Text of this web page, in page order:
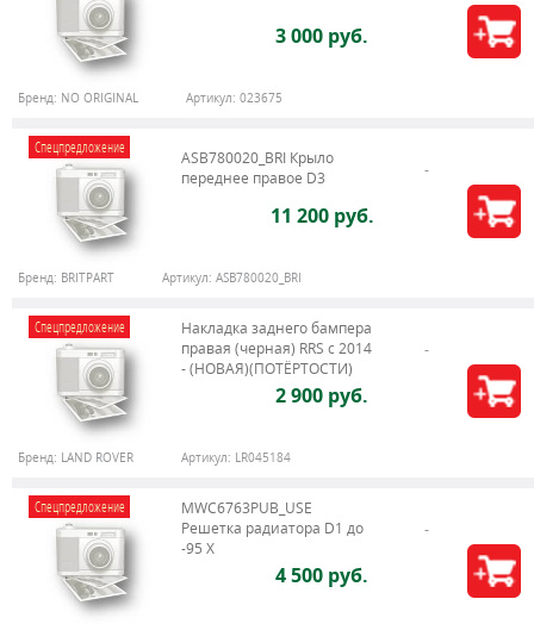
3 000 руб.
Бренд: NO ORIGINAL Артикул: 023675
Спецпредложение
ASB780020_BRI Крыло
переднее правое D3
11 200 руб.
Бренд: BRITPART Артикул: ASB780020_BRI
Спецпредложение
Накладка заднего бампера
правая (черная) RRS c 2014
- (НОВАЯ)(ПОТЁРТОСТИ)
2 900 руб.
Бренд: LAND ROVER Артикул: LR045184
Спецпредложение
MWC6763PUB_USE
Решетка радиатора D1 до
-95 X
4 500 руб.